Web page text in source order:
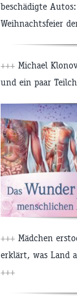
beschädigte
Weihnachtsfeier
+++ Michael
und ein paar
+++ Mädchen
erklärt, was Land
+++